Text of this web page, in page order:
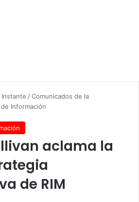
Instante /Comunicados de la
Información
aclama la
de RIM